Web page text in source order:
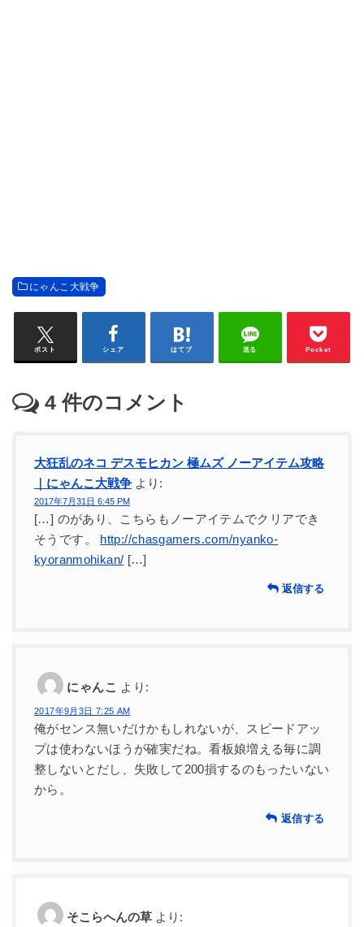
にゃんこ大戦争
ポスト シェア はてブ 送る Pocket
4件のコメント
大狂乱のネコ デスモヒカン 極ムズ ノーアイテム攻略
｜にゃんこ大戦争 より:
2017年7月31日 6:45 PM
[…] のがあり、こちらもノーアイテムでクリアでき
そうです。
http://chasgamers.com/nyanko-
kyoranmohikan/ […]
返信する
にゃんこ より:
2017年9月3日 7:25 AM
俺がセンス無いだけかもしれないが、スピードアッ
プは使わないほうが確実だね。看板娘増える毎に調
整しないとだし、失敗して200損するのもったいない
から。
返信する
そこらへんの草 より: